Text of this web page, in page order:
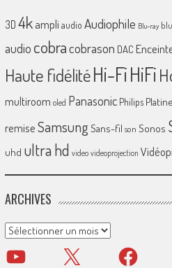
3D 4k ampliaudio Audiophile Blu-ray
audio cobracobrason DAC
Haute fidélitéHi-FiHiFi
multiroom oled Panasonic Philips
remiseSamsungSans-fil son Sonos
uhd ultra hd video videoprojection
ARCHIVES
Archives
YouTube X Facebook